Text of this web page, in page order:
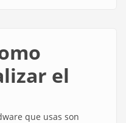
el
que usas son